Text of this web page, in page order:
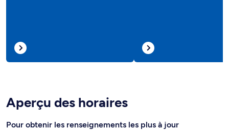
Aperçu des horaires
Pour obtenir les renseignements les plus à jour